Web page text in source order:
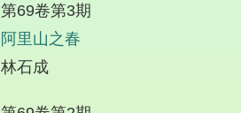
第69卷第3期
阿里山之春
林石成